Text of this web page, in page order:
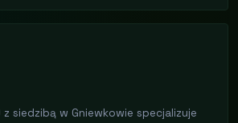
z siedzibą w Gniewkowie specjalizuje